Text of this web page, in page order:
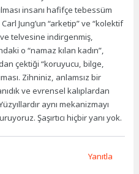
insanı hafifçe tebessüm
Jung’un “arketip” ve “kolektif
telvesine indirgenmiş,
o “namaz kılan kadın”,
çektiği “koruyucu, bilge,
Zihniniz, anlamsız bir
ve evrensel kalıplardan
aynı mekanizmayı
Şaşırtıcı hiçbir yanı yok.
Yanıtla